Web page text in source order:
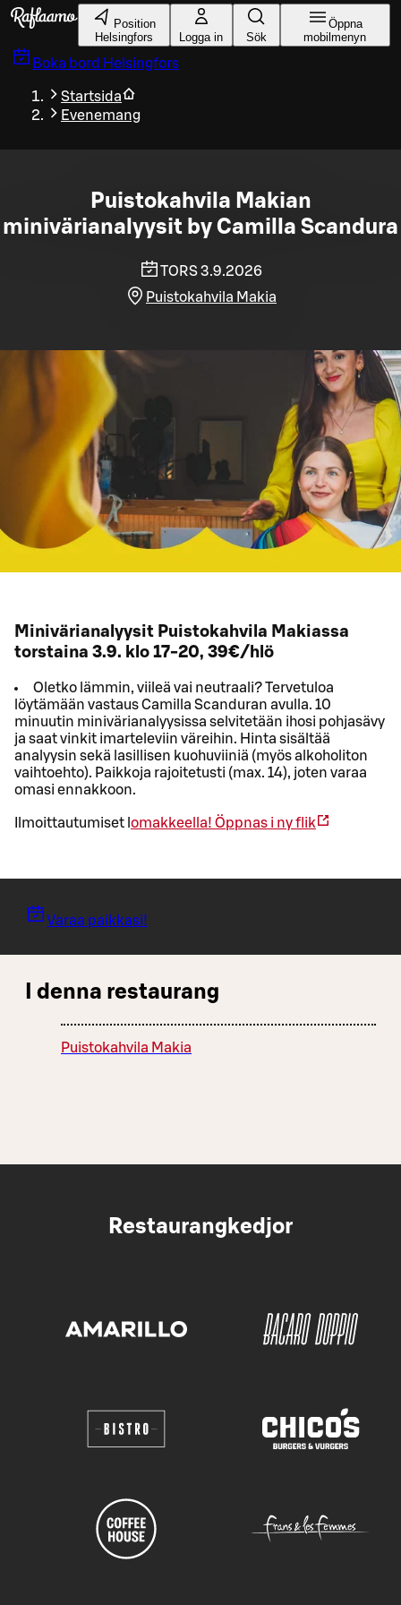
Gå till huvudinnehållet
Position
Helsingfors
Logga in Sök
Öppna
mobilmenyn
Boka bord Helsingfors
Startsida
Evenemang
Puistokahvila Makian
minivärianalyysit by Camilla Scandura
TORS 3.9.2026
Puistokahvila Makia
Minivärianalyysit Puistokahvila Makiassa
torstaina 3.9. klo 17-20, 39€/hlö
Oletko lämmin, viileä vai neutraali? Tervetuloa
löytämään vastaus Camilla Scanduran avulla. 10
minuutin minivärianalyysissa selvitetään ihosi pohjasävy
ja saat vinkit imarteleviin väreihin. Hinta sisältää
analyysin sekä lasillisen kuohuviiniä (myös alkoholiton
vaihtoehto). Paikkoja rajoitetusti (max. 14), joten varaa
omasi ennakkoon.
Ilmoittautumiset l omakkeella! Öppnas i ny flik
Varaa paikkasi!
I denna restaurang
Puistokahvila Makia
Restaurangkedjor